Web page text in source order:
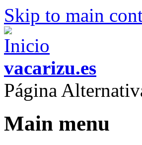
Skip to main
vacarizu.es
Página
Main menu